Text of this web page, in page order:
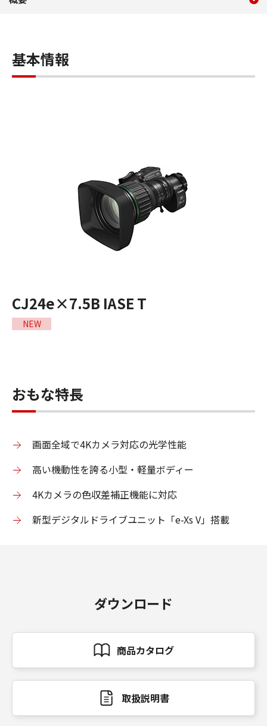
基本情報
CJ24e×7.5B IASE T
NEW
おもな特長
画面全域で4Kカメラ対応の光学性能
高い機動性を誇る小型・軽量ボディー
4Kカメラの色収差補正機能に対応
新型デジタルドライブユニット「e-Xs V」搭載
ダウンロード
商品カタログ
取扱説明書